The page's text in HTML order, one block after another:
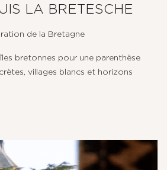
LA BRETESCHE
de la Bretagne
bretonnes pour une parenthèse
villages blancs et horizons